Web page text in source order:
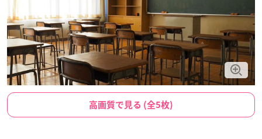
高画質で見る (全5枚)